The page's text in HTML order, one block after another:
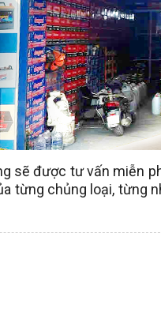
sẽ được tư vấn miễn
từng chủng loại, từng